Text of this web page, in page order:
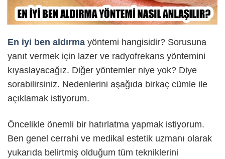
En iyi ben aldırma yöntemi hangisidir? Sorusuna
yanıt vermek için lazer ve radyofrekans yöntemini
kıyaslayacağız. Diğer yöntemler niye yok? Diye
sorabilirsiniz. Nedenlerini aşağıda birkaç cümle ile
açıklamak istiyorum.
Öncelikle önemli bir hatırlatma yapmak istiyorum.
Ben genel cerrahi ve medikal estetik uzmanı olarak
yukarıda belirtmiş olduğum tüm tekniklerini